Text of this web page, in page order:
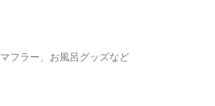
マフラー、お風呂グッズなど